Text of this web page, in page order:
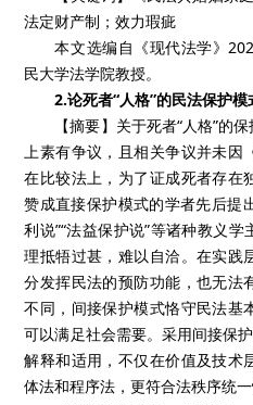
法定财产制；效力瑕疵
本文选编自《现代法学》
民大学法学院教授。
2.论死者“人格”的民法保护模
【摘要】关于死者“人格”的
上素有争议，且相关争议并未因
在比较法上，为了证成死者存在
赞成直接保护模式的学者先后提
利说”“法益保护说”等诸种教义
理抵牾过甚，难以自洽。在实践
分发挥民法的预防功能，也无法
不同，间接保护模式恪守民法基
可以满足社会需要。采用间接保
解释和适用，不仅在价值及技术
体法和程序法，更符合法秩序统一